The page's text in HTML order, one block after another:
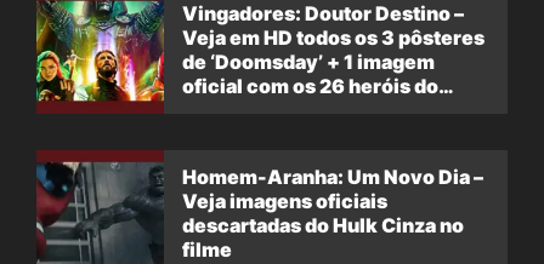
Vingadores: Doutor Destino –
Veja em HD todos os 3 pôsteres
de ‘Doomsday’ + 1 imagem
oficial com os 26 heróis do
Homem-Aranha: Um Novo Dia –
Veja imagens oficiais
descartadas do Hulk Cinza no
filme